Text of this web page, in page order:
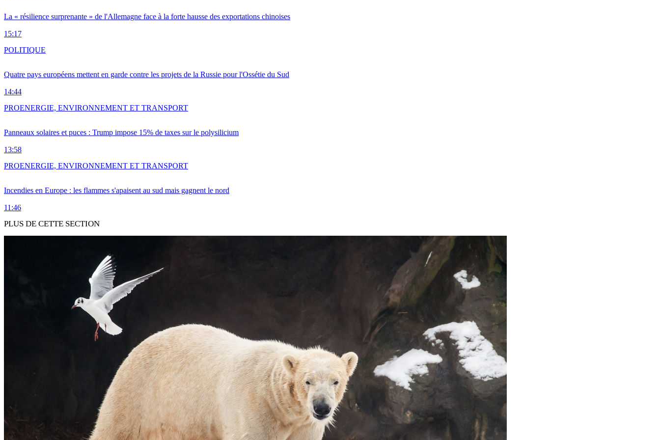
La « résilience surprenante » de l'Allemagne face à la forte hausse des exportations chinoises
15:17
Quatre pays européens mettent en garde contre les projets de la Russie pour l'Ossétie du Sud
14:44
POLITIQUE
Panneaux solaires et puces : Trump impose 15% de taxes sur le polysilicium
13:58
PROENERGIE, ENVIRONNEMENT ET TRANSPORT
Incendies en Europe : les flammes s'apaisent au sud mais gagnent le nord
11:46
PROENERGIE, ENVIRONNEMENT ET TRANSPORT
PLUS DE CETTE SECTION